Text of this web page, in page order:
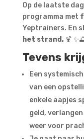
Op de laatste
programma met
Yeptrainers. En
het strand.🍹
Tevens
Een
van een
enkele aapjes
geld,
weer voor